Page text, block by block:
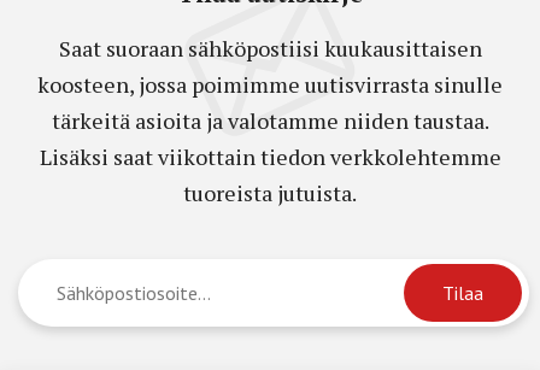
Saat suoraan sähköpostiisi kuukausittaisen
koosteen, jossa poimimme uutisvirrasta sinulle
tärkeitä asioita ja valotamme niiden taustaa.
Lisäksi saat viikottain tiedon verkkolehtemme
tuoreista jutuista.